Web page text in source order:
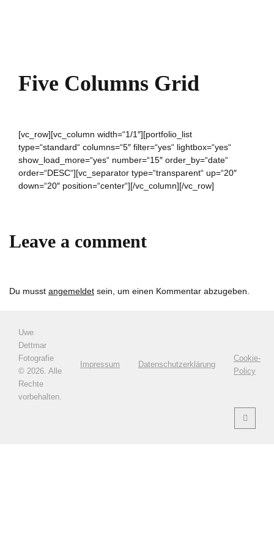
Five Columns Grid
[vc_row][vc_column width=“1/1″][portfolio_list
type=“standard“ columns=“5″ filter=“yes“ lightbox=“yes“
show_load_more=“yes“ number=“15″ order_by=“date“
order=“DESC“][vc_separator type=“transparent“ up=“20″
down=“20″ position=“center“][/vc_column][/vc_row]
Leave a comment
Du musst angemeldet sein, um einen Kommentar abzugeben.
Uwe
Dettmar
Fotografie
© 2026. Alle
Rechte
vorbehalten.
Impressum Datenschutzerklärung
Cookie-
Policy